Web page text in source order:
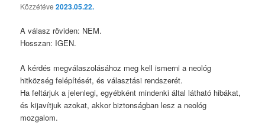
Közzétéve2023.05.22.
A válasz röviden: NEM.
Hosszan: IGEN.
A kérdés megválaszolásához meg kell ismerni a neológ
hitközség felépítését, és választási rendszerét.
Ha feltárjuk a jelenlegi, egyébként mindenki által látható hibákat,
és kijavítjuk azokat, akkor biztonságban lesz a neológ
mozgalom.